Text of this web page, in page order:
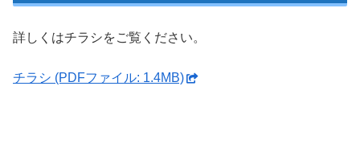
詳しくはチラシをご覧ください。
チラシ (PDFファイル: 1.4MB)